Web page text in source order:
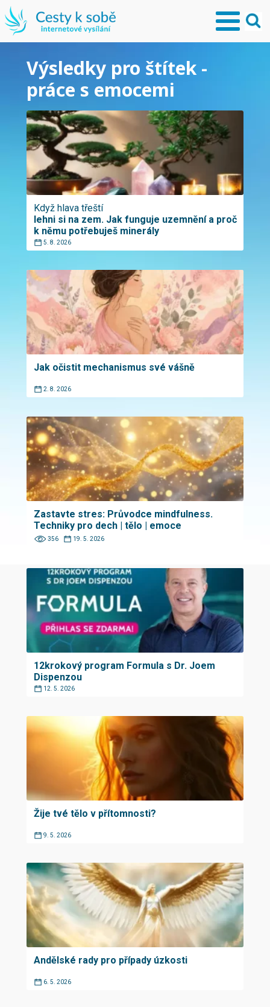
Výsledky pro štítek -
práce s emocemi
Když hlava třeští
lehni si na zem. Jak funguje uzemnění a proč
k němu potřebuješ minerály
5. 8. 2026
Jak očistit mechanismus své vášně
2. 8. 2026
Zastavte stres: Průvodce mindfulness.
Techniky pro dech | tělo | emoce
356 19. 5. 2026
12krokový program Formula s Dr. Joem
Dispenzou
12. 5. 2026
Žije tvé tělo v přítomnosti?
9. 5. 2026
Andělské rady pro případy úzkosti
6. 5. 2026